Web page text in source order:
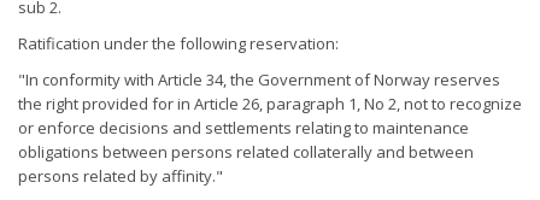
sub 2.
Ratification under the following reservation:
"In conformity with Article 34, the Government of Norway reserves
the right provided for in Article 26, paragraph 1, No 2, not to recognize
or enforce decisions and settlements relating to maintenance
obligations between persons related collaterally and between
persons related by affinity."